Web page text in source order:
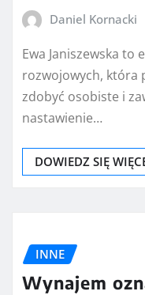
Daniel Kornacki
Ewa Janiszewska to
rozwojowych, która
zdobyć osobiste i
nastawienie…
DOWIEDZ SIĘ
INNE
Wynajem